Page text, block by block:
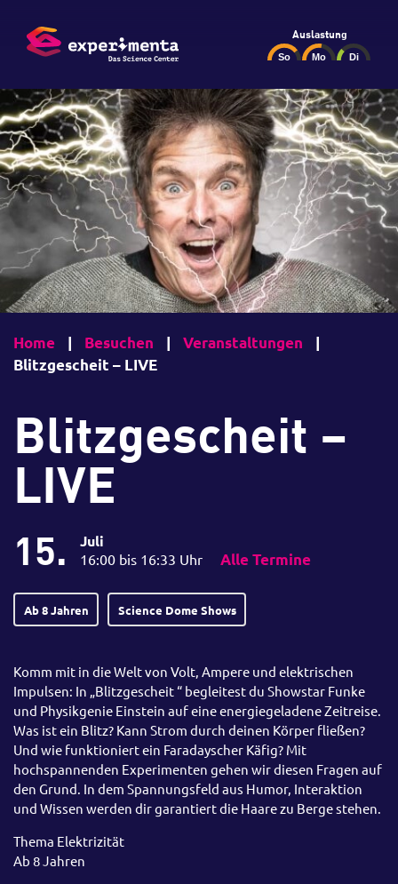
Auslastung
Home | Besuchen | Veranstaltungen
|
Blitzgescheit – LIVE
Blitzgescheit –
LIVE
15. Juli
16:00 bis 16:33 Uhr Alle Termine
Ab 8 Jahren Science Dome Shows
Komm mit in die Welt von Volt, Ampere und elektrischen
Impulsen: In „Blitzgescheit “ begleitest du Showstar Funke
und Physikgenie Einstein auf eine energiegeladene Zeitreise.
Was ist ein Blitz? Kann Strom durch deinen Körper fließen?
Und wie funktioniert ein Faradayscher Käfig? Mit
hochspannenden Experimenten gehen wir diesen Fragen auf
den Grund. In dem Spannungsfeld aus Humor, Interaktion
und Wissen werden dir garantiert die Haare zu Berge stehen.
Thema Elektrizität
Ab 8 Jahren